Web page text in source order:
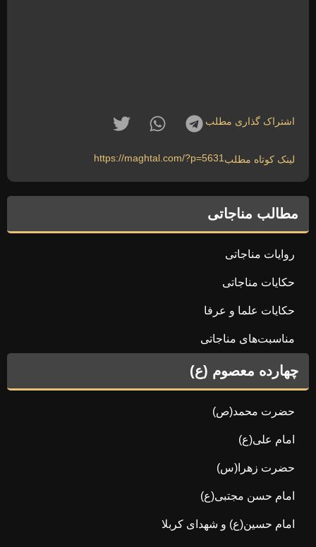
مطالب مناجاتی
روایات مناجاتی
حکایات مناجاتی
حکایات علما و عرفا
مناسبت‌های مناجاتی
چهارده معصوم (ع)
حضرت محمد(ص)
امام علی(ع)
حضرت زهرا(س)
امام حسن مجتبی(ع)
امام حسین(ع) و شهدای کربلا
اشتراک گذاری مطلب
لینک کوتاه مطلبhttps://maghtal.com/?p=5631